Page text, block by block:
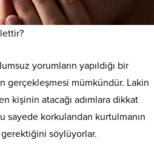
yorumların yapıldığı bir
gerçekleşmesi mümkündür. Lakin
kişinin atacağı adımlara dikkat
sayede korkulandan kurtulmanın
söylüyorlar.